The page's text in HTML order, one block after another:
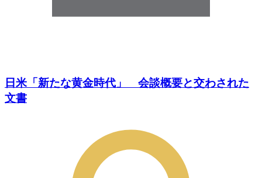
日米「新たな黄金時代」 会談概要と交わされた
文書